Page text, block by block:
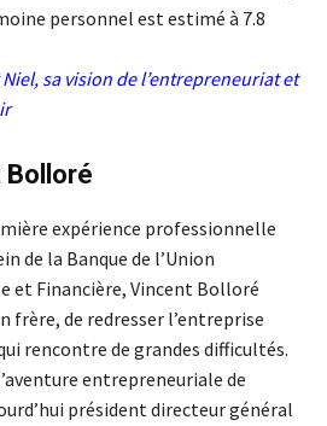
personnel est estimé à 7.8
sa vision de l’entrepreneuriat et
Bolloré
expérience professionnelle
de la Banque de l’Union
et Financière, Vincent Bolloré
frère, de redresser l’entreprise
rencontre de grandes difficultés.
entrepreneuriale de
président directeur général